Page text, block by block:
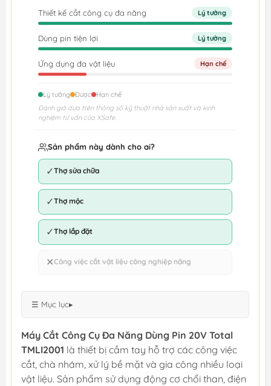
Thiết kế cắt công cụ đa năng Lý tưởng
Dùng pin tiện lợi Lý tưởng
Ứng dụng đa vật liệu Hạn chế
Lý tưởng Được
Hạn chế
Đánh giá dựa trên thông số kỹ thuật nhà sản xuất và kinh
nghiệm tư vấn của XSafe.
Sản phẩm này dành cho ai?
✓Thợ sửa chữa
✓Thợ mộc
✓Thợ lắp đặt
✕Công việc cắt vật liệu công nghiệp nặng
☰ Mục lục▸
Máy Cắt Công Cụ Đa Năng Dùng Pin 20V Total
TMLI2001 là thiết bị cầm tay hỗ trợ các công việc
cắt, chà nhám, xử lý bề mặt và gia công nhiều loại
vật liệu. Sản phẩm sử dụng động cơ chổi than, điện